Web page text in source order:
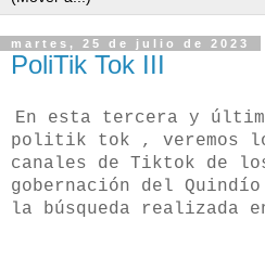
martes, 25 de julio de 2023
PoliTik Tok III
En esta tercera y
politik tok , veremos
canales de Tiktok de
gobernación del
la búsqueda realizada